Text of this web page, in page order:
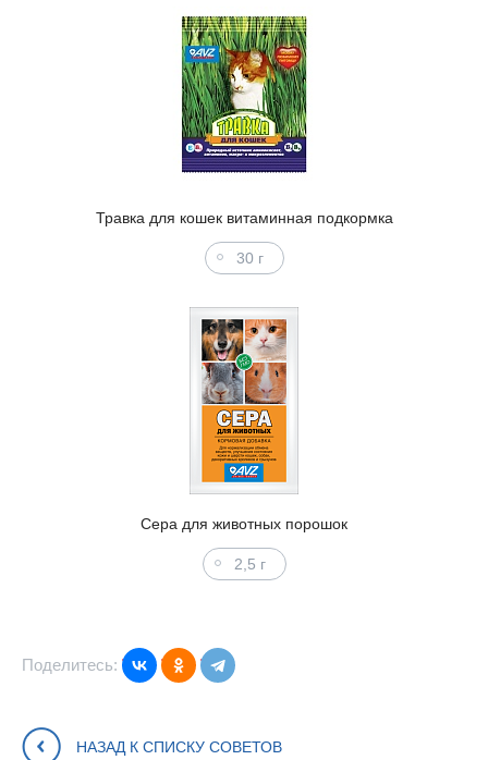
Травка для кошек витаминная подкормка
30 г
Сера для животных порошок
2,5 г
Поделитесь:
НАЗАД К СПИСКУ СОВЕТОВ